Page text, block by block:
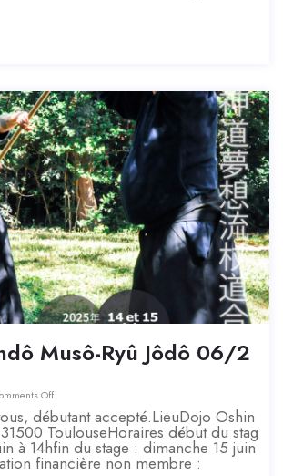
Musô-Ryû Jôdô 06/2
Off
débutant accepté.LieuDojo Oshin
ToulouseHoraires début du stag
à 14hfin du stage : dimanche 15 juin
financière non membre :